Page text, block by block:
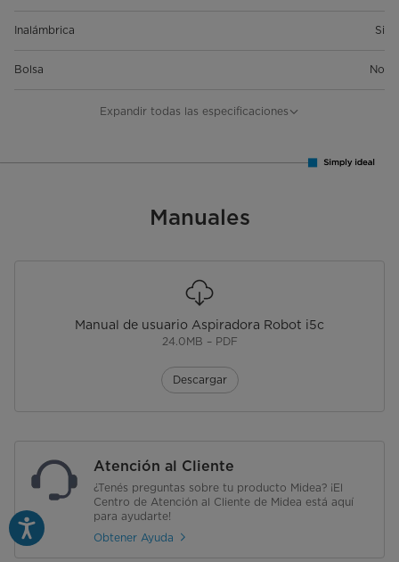
Inalámbrica Si
Bolsa No
Dimensiones (ancho x alto x prof.)
Peso 3,6 Kg
Enrollacable Automático
Expandir todas las especificaciones
Manuales
Manual de usuario Aspiradora Robot i5c
24.0MB – PDF
Descargar
Atención al Cliente
¿Tenés preguntas sobre tu producto Midea? ¡El
Centro de Atención al Cliente de Midea está aquí
para ayudarte!
Obtener Ayuda